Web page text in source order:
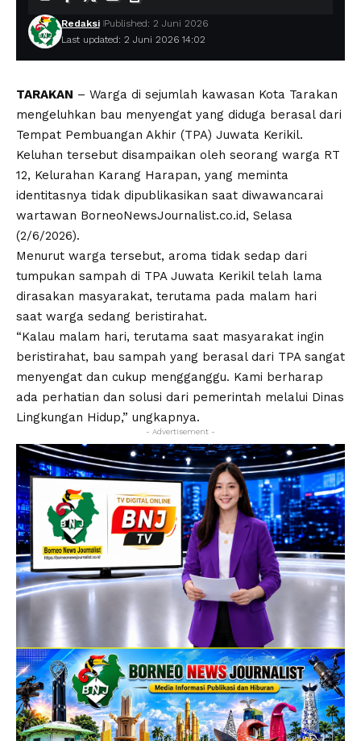
Last updated: 2 Juni 2026 14:02
Redaksi Published: 2 Juni 2026
TARAKAN – Warga di sejumlah kawasan Kota Tarakan
mengeluhkan bau menyengat yang diduga berasal dari
Tempat Pembuangan Akhir (TPA) Juwata Kerikil.
Keluhan tersebut disampaikan oleh seorang warga RT
12, Kelurahan Karang Harapan, yang meminta
identitasnya tidak dipublikasikan saat diwawancarai
wartawan BorneoNewsJournalist.co.id, Selasa
(2/6/2026).
Menurut warga tersebut, aroma tidak sedap dari
tumpukan sampah di TPA Juwata Kerikil telah lama
dirasakan masyarakat, terutama pada malam hari
saat warga sedang beristirahat.
“Kalau malam hari, terutama saat masyarakat ingin
beristirahat, bau sampah yang berasal dari TPA sangat
menyengat dan cukup mengganggu. Kami berharap
ada perhatian dan solusi dari pemerintah melalui Dinas
Lingkungan Hidup,” ungkapnya.
- Advertisement -